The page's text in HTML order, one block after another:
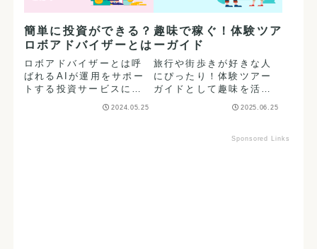
る際はよく考えて行いま
簡単に投資ができる？
ロボアドバイザーとは
ロボアドバイザーとは呼
ばれるAIが運用をサポー
トする投資サービスにつ
2024.05.25
趣味で稼ぐ！体験ツア
ーガイド
旅行や街歩きが好きな人
にぴったり！体験ツアー
ガイドとして趣味を活か
2025.06.25
Sponsored Links